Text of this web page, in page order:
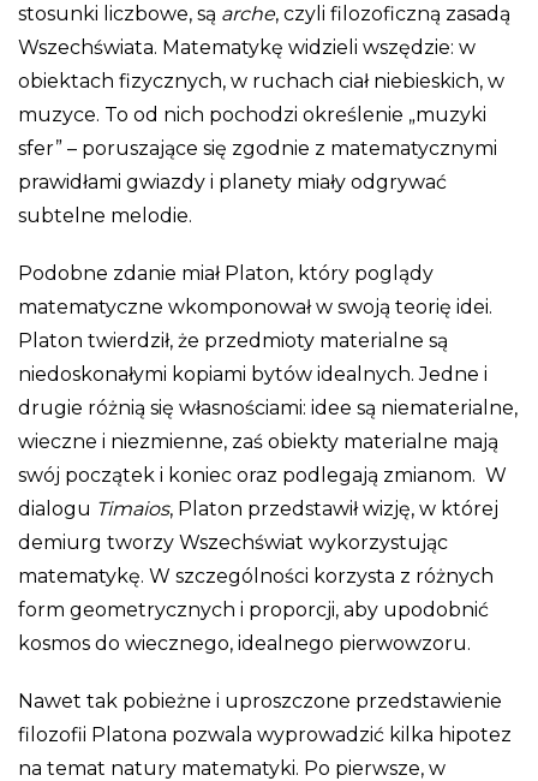
stosunki liczbowe, są arche, czyli filozoficzną zasadą
Wszechświata. Matematykę widzieli wszędzie: w
obiektach fizycznych, w ruchach ciał niebieskich, w
muzyce. To od nich pochodzi określenie „muzyki
sfer” – poruszające się zgodnie z matematycznymi
prawidłami gwiazdy i planety miały odgrywać
subtelne melodie.
Podobne zdanie miał Platon, który poglądy
matematyczne wkomponował w swoją teorię idei.
Platon twierdził, że przedmioty materialne są
niedoskonałymi kopiami bytów idealnych. Jedne i
drugie różnią się własnościami: idee są niematerialne,
wieczne i niezmienne, zaś obiekty materialne mają
swój początek i koniec oraz podlegają zmianom. W
dialogu Timaios, Platon przedstawił wizję, w której
demiurg tworzy Wszechświat wykorzystując
matematykę. W szczególności korzysta z różnych
form geometrycznych i proporcji, aby upodobnić
kosmos do wiecznego, idealnego pierwowzoru.
Nawet tak pobieżne i uproszczone przedstawienie
filozofii Platona pozwala wyprowadzić kilka hipotez
na temat natury matematyki. Po pierwsze, w